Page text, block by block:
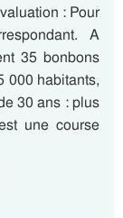
: Pour
A
35 bonbons
000 habitants,
30 ans : plus
une course